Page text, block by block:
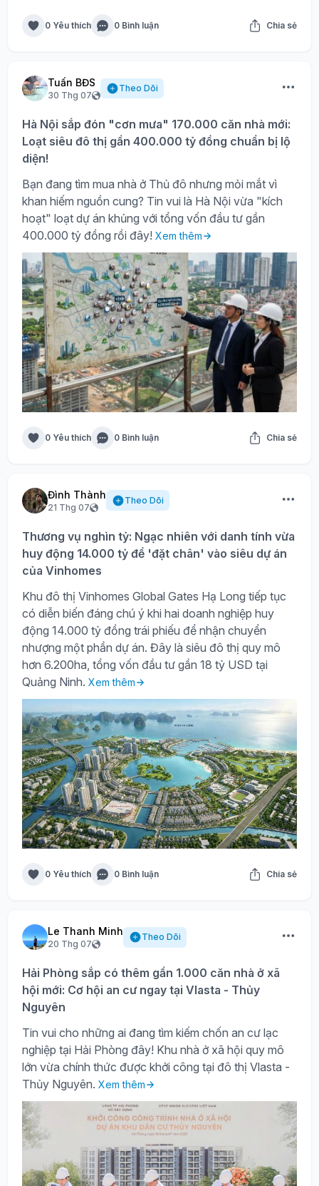
0 Yêu thích 0 Bình luận Chia sẻ
Tuấn BĐS
30 Thg 07
Theo Dõi
Hà Nội sắp đón "cơn mưa" 170.000 căn nhà mới:
Loạt siêu đô thị gần 400.000 tỷ đồng chuẩn bị lộ
diện!
Bạn đang tìm mua nhà ở Thủ đô nhưng mỏi mắt vì
khan hiếm nguồn cung? Tin vui là Hà Nội vừa "kích
hoạt" loạt dự án khủng với tổng vốn đầu tư gần
400.000 tỷ đồng rồi đây! Xem thêm
0 Yêu thích 0 Bình luận Chia sẻ
Đình Thành
21 Thg 07
Theo Dõi
Thương vụ nghìn tỷ: Ngạc nhiên với danh tính vừa
huy động 14.000 tỷ để 'đặt chân' vào siêu dự án
của Vinhomes
Khu đô thị Vinhomes Global Gates Hạ Long tiếp tục
có diễn biến đáng chú ý khi hai doanh nghiệp huy
động 14.000 tỷ đồng trái phiếu để nhận chuyển
nhượng một phần dự án. Đây là siêu đô thị quy mô
hơn 6.200ha, tổng vốn đầu tư gần 18 tỷ USD tại
Quảng Ninh. Xem thêm
0 Yêu thích 0 Bình luận Chia sẻ
Le Thanh Minh
20 Thg 07
Theo Dõi
Hải Phòng sắp có thêm gần 1.000 căn nhà ở xã
hội mới: Cơ hội an cư ngay tại Vlasta - Thủy
Nguyên
Tin vui cho những ai đang tìm kiếm chốn an cư lạc
nghiệp tại Hải Phòng đây! Khu nhà ở xã hội quy mô
lớn vừa chính thức được khởi công tại đô thị Vlasta -
Thủy Nguyên. Xem thêm